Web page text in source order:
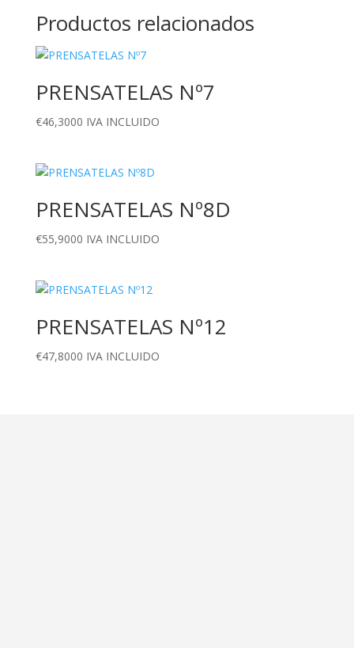
Productos relacionados
PRENSATELAS Nº7
€46,3000 IVA INCLUIDO
PRENSATELAS Nº8D
€55,9000 IVA INCLUIDO
PRENSATELAS Nº12
€47,8000 IVA INCLUIDO